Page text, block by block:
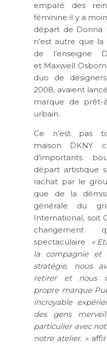
emparé des
féminine il y a
départ de Donna
n’est autre que
de l’enseigne
et Maxwell
duo de
2008, avaient
marque de prêt-
urbain.
Ce n’est pas
maison DKNY
d’importants
départ artistique
rachat par le
que de la
générale du
International, soit
changement
spectaculaire : «
la compagnie et
stratégie, nous
retirer et nous
propre marque
incroyable
des gens
particulier avec
notre atelier. »